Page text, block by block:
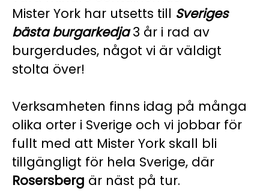
Mister York har utsetts till Sveriges
bästa burgarkedja3 år i rad av
burgerdudes, något vi är väldigt
stolta över!
Verksamheten finns idag på många
olika orter i Sverige och vi jobbar för
fullt med att Mister York skall bli
tillgängligt för hela Sverige, där
Rosersberg är näst på tur.